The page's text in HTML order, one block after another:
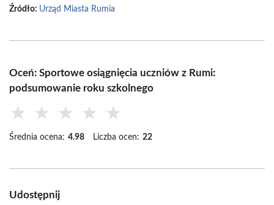
Źródło: Urząd Miasta Rumia
Oceń: Sportowe osiągnięcia uczniów z Rumi:
podsumowanie roku szkolnego
★ ★ ★ ★ ★
Średnia ocena: 4.98 Liczba ocen: 22
Udostępnij